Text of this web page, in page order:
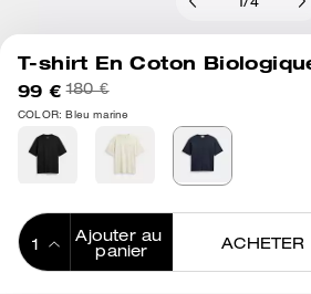
/4
T-shirt En Coton
99 € 180 €
COLOR: Bleu marine
Ajouter au
panier
ACHETER